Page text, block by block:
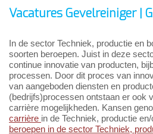
Vacatures Gevelreiniger |
In de sector Techniek, productie en
soorten beroepen. Juist in deze
continue innovatie van producten,
processen. Door dit proces van
van aangeboden diensten en
(bedrijfs)processen ontstaan er ook
carrière mogelijkheden. Kansen
carrière in de Techniek, productie
beroepen in de sector Techniek,